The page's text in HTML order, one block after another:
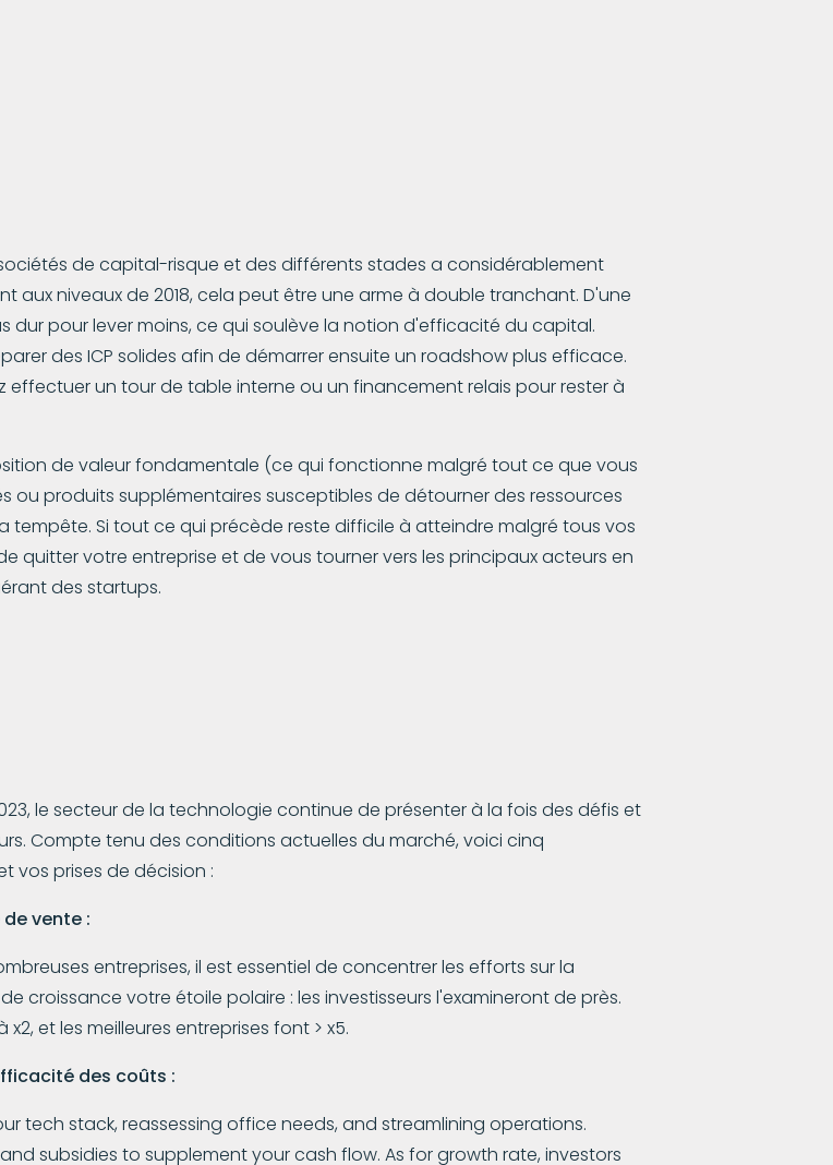
de capital-risque et des différents stades a considérablement
aux niveaux de 2018, cela peut être une arme à double tranchant. D'une
dur pour lever moins, ce qui soulève la notion d'efficacité du capital.
des ICP solides afin de démarrer ensuite un roadshow plus efficace.
un tour de table interne ou un financement relais pour rester à
de valeur fondamentale (ce qui fonctionne malgré tout ce que vous
produits supplémentaires susceptibles de détourner des ressources
Si tout ce qui précède reste difficile à atteindre malgré tous vos
quitter votre entreprise et de vous tourner vers les principaux acteurs en
des startups.
le secteur de la technologie continue de présenter à la fois des défis et
Compte tenu des conditions actuelles du marché, voici cinq
vos prises de décision :
vente :
entreprises, il est essentiel de concentrer les efforts sur la
croissance votre étoile polaire : les investisseurs l'examineront de près.
et les meilleures entreprises font > x5.
des coûts :
tech stack, reassessing office needs, and streamlining operations.
subsidies to supplement your cash flow. As for growth rate, investors